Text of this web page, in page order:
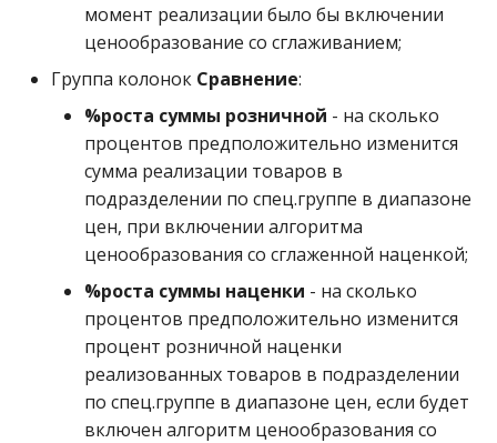
момент реализации было бы включении
ценообразование со сглаживанием;
Группа колонок Сравнение:
%роста суммы розничной - на сколько
процентов предположительно изменится
сумма реализации товаров в
подразделении по спец.группе в диапазоне
цен, при включении алгоритма
ценообразования со сглаженной наценкой;
%роста суммы наценки - на сколько
процентов предположительно изменится
процент розничной наценки
реализованных товаров в подразделении
по спец.группе в диапазоне цен, если будет
включен алгоритм ценообразования со